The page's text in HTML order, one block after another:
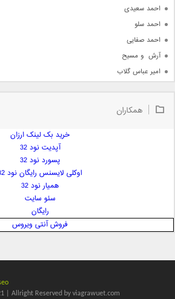
احمد سعیدی
احمد سلو
احمد صفایی
آرش  و مسیح
امیر عباس گلاب
امیر علی
ایمان غلامی
بابک جهانبخش
همکاران
خرید بک لینک ارزان
آپدیت نود 32
پسورد نود 32
اوکلی لایسنس رایگان نود 32
همیار نود 32
سئو سایت
رایگان
فروش آنتی ویروس
| Allright Reserved by viagrawuet.com